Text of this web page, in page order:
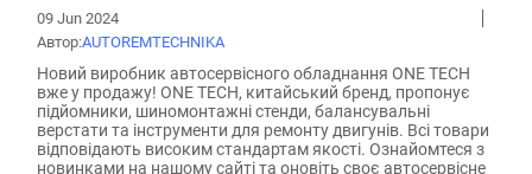
09 Jun 2024
Автор:АUTOREMTECHNIKA
Новий виробник автосервісного обладнання ONE TECH
вже у продажу! ONE TECH, китайський бренд, пропонує
підйомники, шиномонтажні стенди, балансувальні
верстати та інструменти для ремонту двигунів. Всі товари
відповідають високим стандартам якості. Ознайомтеся з
новинками на нашому сайті та оновіть своє автосервісне